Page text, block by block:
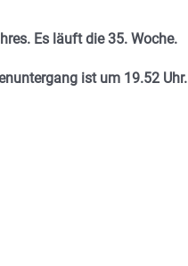
Es läuft die 35. Woche.
ist um 19.52 Uhr.